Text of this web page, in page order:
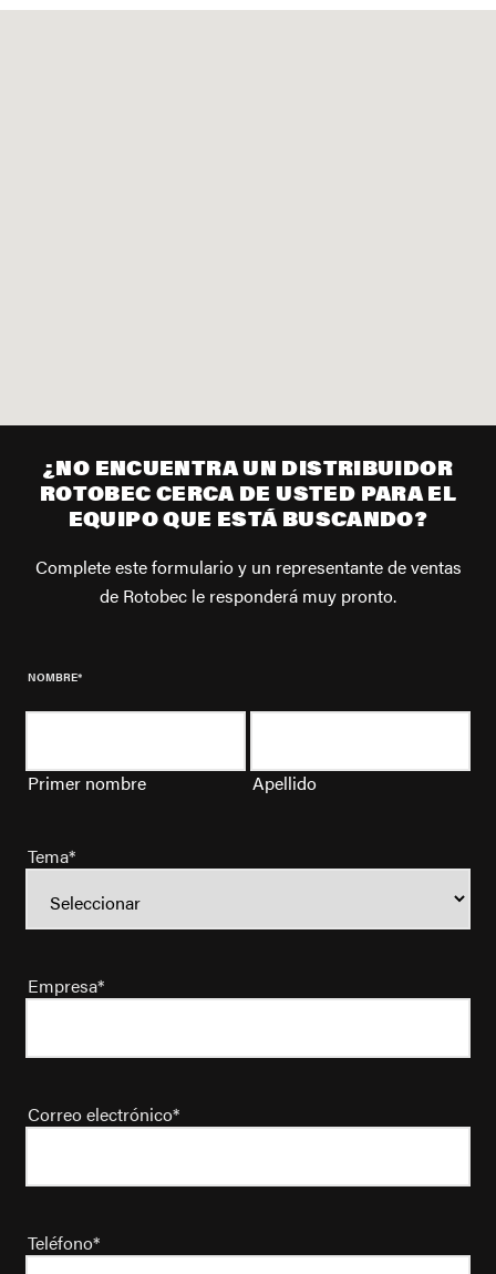
¿NO ENCUENTRA UN DISTRIBUIDOR
ROTOBEC CERCA DE USTED PARA EL
EQUIPO QUE ESTÁ BUSCANDO?
Complete este formulario y un representante de ventas
de Rotobec le responderá muy pronto.
NOMBRE*
Primer nombre Apellido
Tema*
Empresa*
Correo electrónico*
Teléfono*